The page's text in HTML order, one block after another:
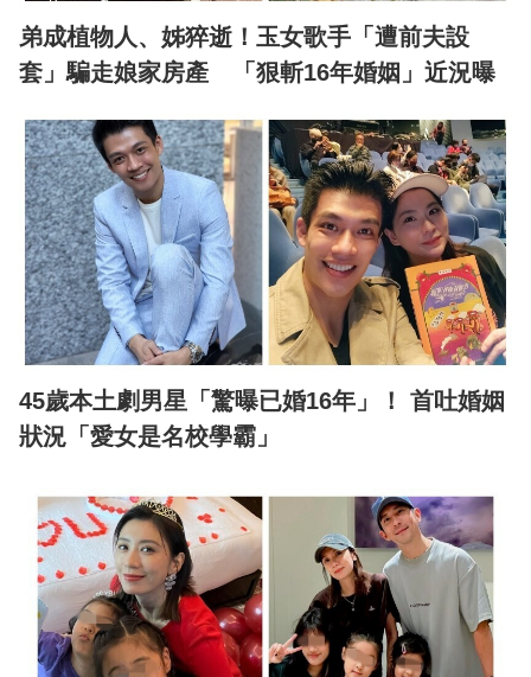
弟成植物人、姊猝逝！玉女歌手「遭前夫設
套」騙走娘家房產 「狠斬16年婚姻」近況曝
45歲本土劇男星「驚曝已婚16年」！ 首吐婚姻
狀況「愛女是名校學霸」